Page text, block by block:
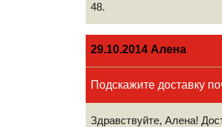
48.
29.10.2014 Алена
Подскажите доставку
Здравствуйте, Алена!